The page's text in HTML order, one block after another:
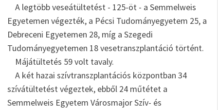
A legtöbb veseátültetést - 125-öt - a Semmelweis
Egyetemen végezték, a Pécsi Tudományegyetem 25, a
Debreceni Egyetemen 28, míg a Szegedi
Tudományegyetemen 18 vesetranszplantáció történt.
Májátültetés 59 volt tavaly.
A két hazai szívtranszplantációs központban 34
szívátültetést végeztek, ebből 24 műtétet a
Semmelweis Egyetem Városmajor Szív- és